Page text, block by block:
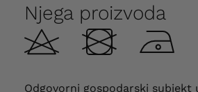
Njega proizvoda
Odgovorni gospodarski subjekt